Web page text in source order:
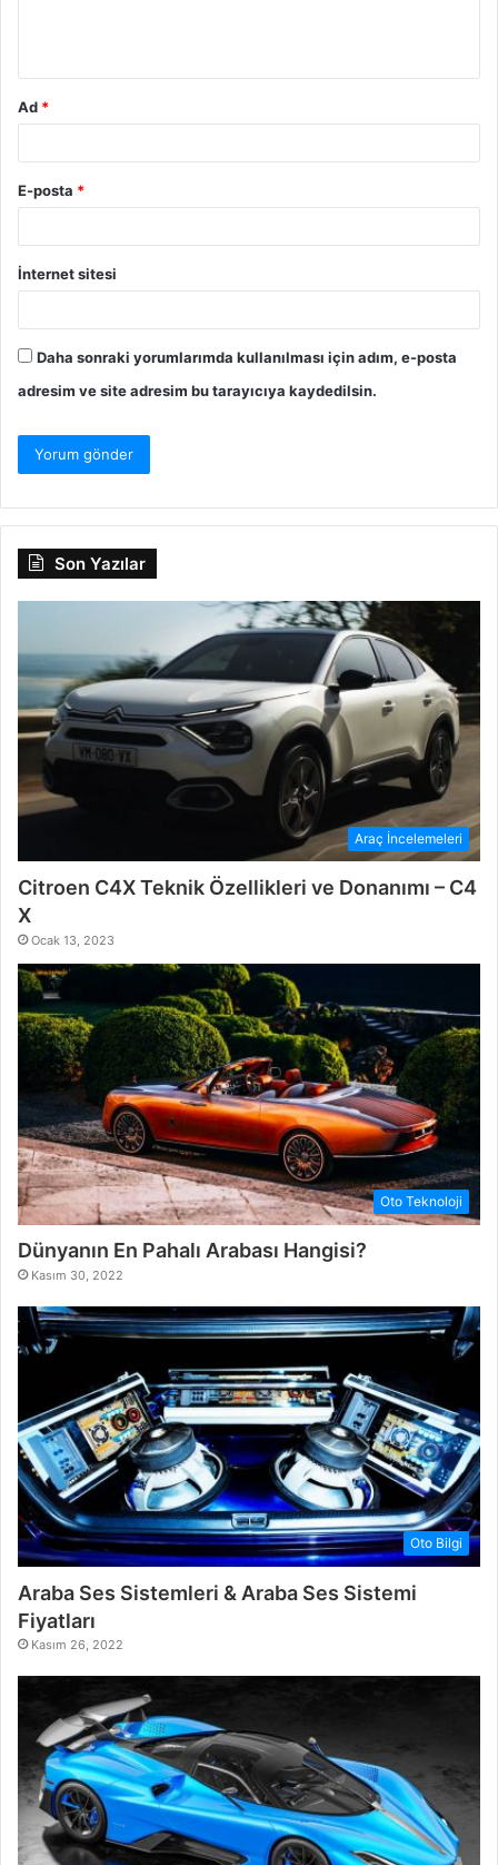
Ad *
E-posta *
İnternet sitesi
Daha sonraki yorumlarımda kullanılması için adım, e-posta
adresim ve site adresim bu tarayıcıya kaydedilsin.
Son Yazılar
Araç İncelemeleri
Citroen C4X Teknik Özellikleri ve Donanımı – C4
X
Ocak 13, 2023
Oto Teknoloji
Dünyanın En Pahalı Arabası Hangisi?
Kasım 30, 2022
Oto Bilgi
Araba Ses Sistemleri & Araba Ses Sistemi
Fiyatları
Kasım 26, 2022